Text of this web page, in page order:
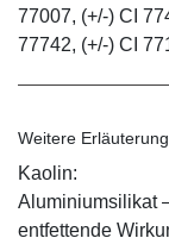
77007, (+/-) CI
77742, (+/-) CI
Weitere
Kaolin:
Aluminiumsilikat
entfettende